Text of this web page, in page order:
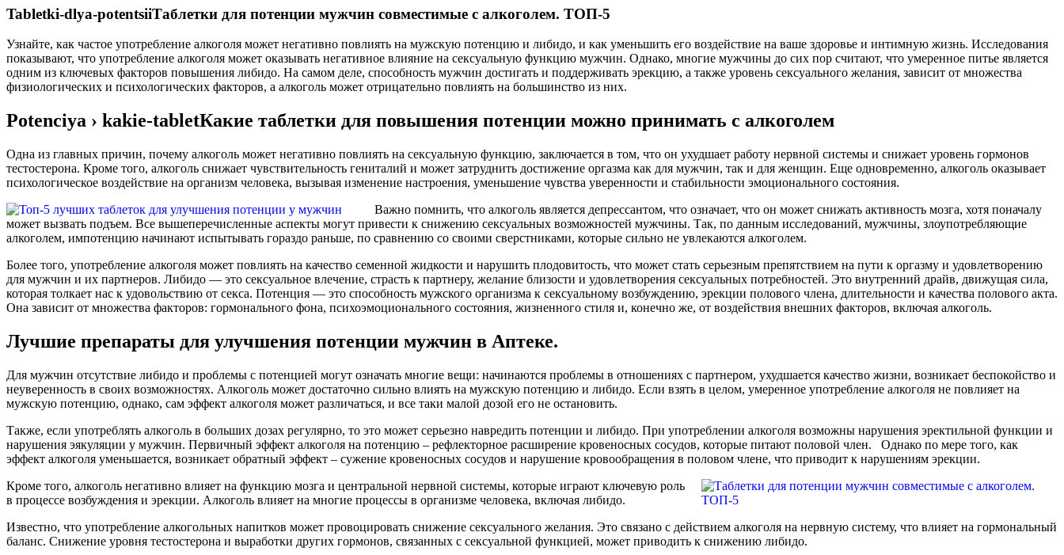
Tabletki-dlya-potentsiiТаблетки для потенции мужчин совместимые с алкоголем. ТОП-5
Узнайте, как частое употребление алкоголя может негативно повлиять на мужскую потенцию и либидо, и как уменьшить его воздействие на ваше здоровье и интимную жизнь. Исследования
показывают, что употребление алкоголя может оказывать негативное влияние на сексуальную функцию мужчин. Однако, многие мужчины до сих пор считают, что умеренное питье является
одним из ключевых факторов повышения либидо. На самом деле, способность мужчин достигать и поддерживать эрекцию, а также уровень сексуального желания, зависит от множества
физиологических и психологических факторов, а алкоголь может отрицательно повлиять на большинство из них.
Potenciya › kakie-tabletКакие таблетки для повышения потенции можно принимать с алкоголем
Одна из главных причин, почему алкоголь может негативно повлиять на сексуальную функцию, заключается в том, что он ухудшает работу нервной системы и снижает уровень гормонов
тестостерона. Кроме того, алкоголь снижает чувствительность гениталий и может затруднить достижение оргазма как для мужчин, так и для женщин. Еще одновременно, алкоголь оказывает
психологическое воздействие на организм человека, вызывая изменение настроения, уменьшение чувства уверенности и стабильности эмоционального состояния.
Важно помнить, что алкоголь является депрессантом, что означает, что он может снижать активность мозга, хотя поначалу
может вызвать подъем. Все вышеперечисленные аспекты могут привести к снижению сексуальных возможностей мужчины. Так, по данным исследований, мужчины, злоупотребляющие
алкоголем, импотенцию начинают испытывать гораздо раньше, по сравнению со своими сверстниками, которые сильно не увлекаются алкоголем.
Более того, употребление алкоголя может повлиять на качество семенной жидкости и нарушить плодовитость, что может стать серьезным препятствием на пути к оргазму и удовлетворению
для мужчин и их партнеров. Либидо — это сексуальное влечение, страсть к партнеру, желание близости и удовлетворения сексуальных потребностей. Это внутренний драйв, движущая сила,
которая толкает нас к удовольствию от секса. Потенция — это способность мужского организма к сексуальному возбуждению, эрекции полового члена, длительности и качества полового акта.
Она зависит от множества факторов: гормонального фона, психоэмоционального состояния, жизненного стиля и, конечно же, от воздействия внешних факторов, включая алкоголь.
Лучшие препараты для улучшения потенции мужчин в Аптеке.
Для мужчин отсутствие либидо и проблемы с потенцией могут означать многие вещи: начинаются проблемы в отношениях с партнером, ухудшается качество жизни, возникает беспокойство и
неуверенность в своих возможностях. Алкоголь может достаточно сильно влиять на мужскую потенцию и либидо. Если взять в целом, умеренное употребление алкоголя не повлияет на
мужскую потенцию, однако, сам эффект алкоголя может различаться, и все таки малой дозой его не остановить.
Также, если употреблять алкоголь в больших дозах регулярно, то это может серьезно навредить потенции и либидо. При употреблении алкоголя возможны нарушения эректильной функции и
нарушения эякуляции у мужчин. Первичный эффект алкоголя на потенцию – рефлекторное расширение кровеносных сосудов, которые питают половой член. Однако по мере того, как
эффект алкоголя уменьшается, возникает обратный эффект – сужение кровеносных сосудов и нарушение кровообращения в половом члене, что приводит к нарушениям эрекции.
Кроме того, алкоголь негативно влияет на функцию мозга и центральной нервной системы, которые играют ключевую роль
в процессе возбуждения и эрекции. Алкоголь влияет на многие процессы в организме человека, включая либидо.
Известно, что употребление алкогольных напитков может провоцировать снижение сексуального желания. Это связано с действием алкоголя на нервную систему, что влияет на гормональный
баланс. Снижение уровня тестостерона и выработки других гормонов, связанных с сексуальной функцией, может приводить к снижению либидо.